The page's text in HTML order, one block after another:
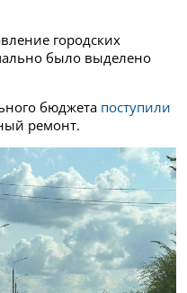
городских
было выделено
бюджета поступили
ремонт.